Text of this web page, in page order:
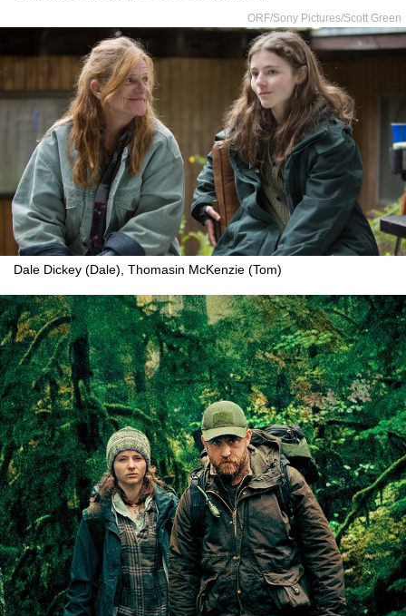
ORF/Sony Pictures/Scott Green
Dale Dickey (Dale), Thomasin McKenzie (Tom)